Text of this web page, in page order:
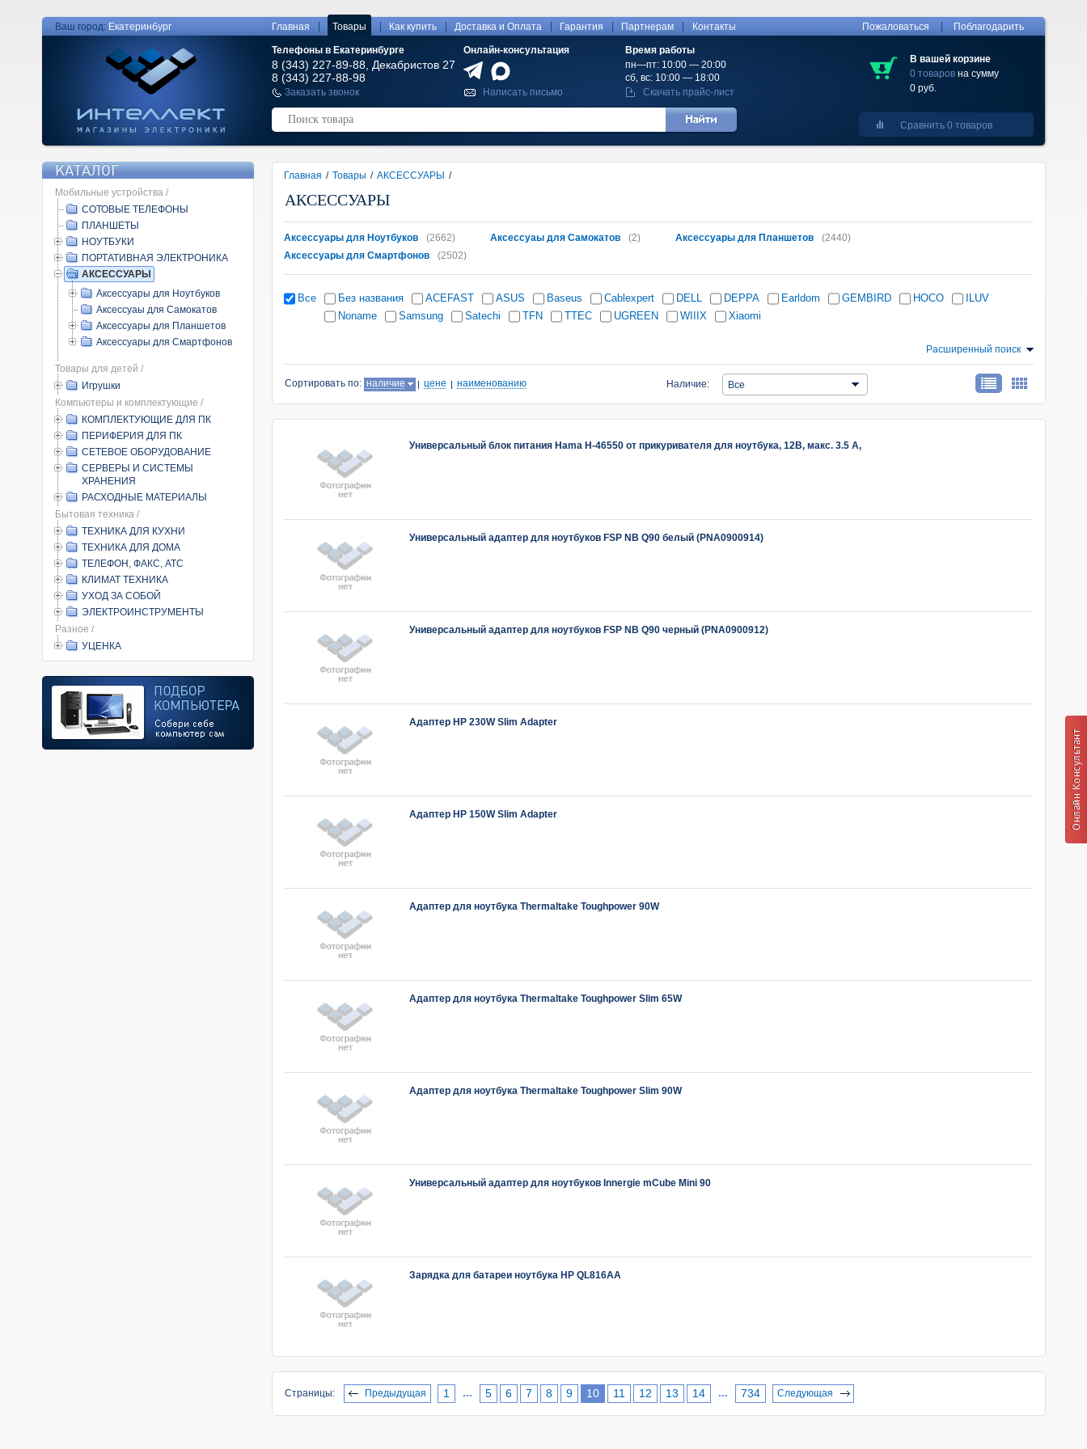
Ваш город: Екатеринбург Главная Товары Как купить Доставка и Оплата Гарантия Партнерам Контакты
Телефоны в Екатеринбурге
8 (343) 227-89-88, Декабристов 27
8 (343) 227-88-98
Онлайн-консультация
Время работы
пн—пт: 10:00 — 20:00
сб, вс: 10:00 — 18:00
Заказать звонок
Написать письмо Скачать прайс-лист
Пожаловаться Поблагодарить
В вашей корзине
0 товаров на сумму
0 руб.
Сравнить 0 товаров
КАТАЛОГ
Мобильные устройства /
СОТОВЫЕ ТЕЛЕФОНЫ
ПЛАНШЕТЫ
НОУТБУКИ
ПОРТАТИВНАЯ ЭЛЕКТРОНИКА
АКСЕССУАРЫ
Аксессуары для Ноутбуков
Аксессуаы для Самокатов
Аксессуары для Планшетов
Аксессуары для Смартфонов
Товары для детей /
Игрушки
Компьютеры и комплектующие /
КОМПЛЕКТУЮЩИЕ ДЛЯ ПК
ПЕРИФЕРИЯ ДЛЯ ПК
СЕТЕВОЕ ОБОРУДОВАНИЕ
СЕРВЕРЫ И СИСТЕМЫ
ХРАНЕНИЯ
РАСХОДНЫЕ МАТЕРИАЛЫ
Бытовая техника /
ТЕХНИКА ДЛЯ КУХНИ
ТЕХНИКА ДЛЯ ДОМА
ТЕЛЕФОН, ФАКС, АТС
КЛИМАТ ТЕХНИКА
УХОД ЗА СОБОЙ
ЭЛЕКТРОИНСТРУМЕНТЫ
Разное /
УЦЕНКА
Главная / Товары / АКСЕССУАРЫ /
АКСЕССУАРЫ
Аксессуары для Ноутбуков (2662) Аксессуаы для Самокатов (2) Аксессуары для Планшетов
(2440)
Аксессуары для Смартфонов
(2502)
Все Без названия ACEFAST ASUS Baseus Cablexpert DELL DEPPA Earldom GEMBIRD HOCO
ILUV
Noname
Samsung Satechi TFN TTEC UGREEN WIIIX Xiaomi
Расширенный поиск
Сортировать по: наличие цене наименованию Наличие: Все
Универсальный блок питания Hama H-46550 от прикуривателя для ноутбука, 12В, макс. 3.5 А,
Универсальный адаптер для ноутбуков FSP NB Q90 белый (PNA0900914)
Универсальный адаптер для ноутбуков FSP NB Q90 черный (PNA0900912)
Адаптер HP 230W Slim Adapter
Адаптер HP 150W Slim Adapter
Адаптер для ноутбука Thermaltake Toughpower 90W
Адаптер для ноутбука Thermaltake Toughpower Slim 65W
Адаптер для ноутбука Thermaltake Toughpower Slim 90W
Универсальный адаптер для ноутбуков Innergie mCube Mini 90
Зарядка для батареи ноутбука HP QL816AA
Страницы: Предыдущая 1 ... 5 6 7 8 9 10 11 12 13 14 ... 734 Следующая